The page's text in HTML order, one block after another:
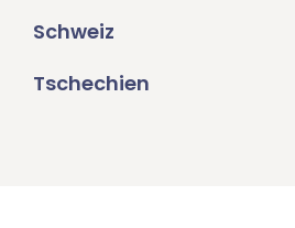
Schweiz
Tschechien